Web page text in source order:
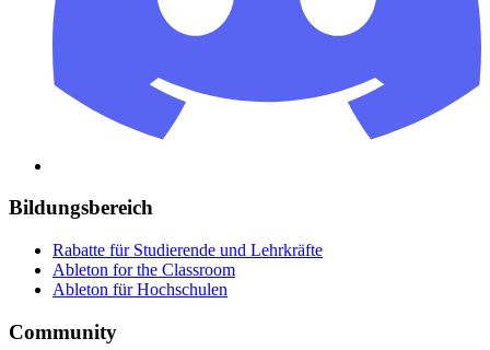
Bildungsbereich
Rabatte für Studierende und Lehrkräfte
Ableton for the Classroom
Ableton für Hochschulen
Community